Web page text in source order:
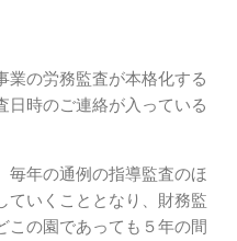
業の労務監査が本格化する
日時のご連絡が入っている
毎年の通例の指導監査のほ
ていくこととなり、財務監
この園であっても５年の間